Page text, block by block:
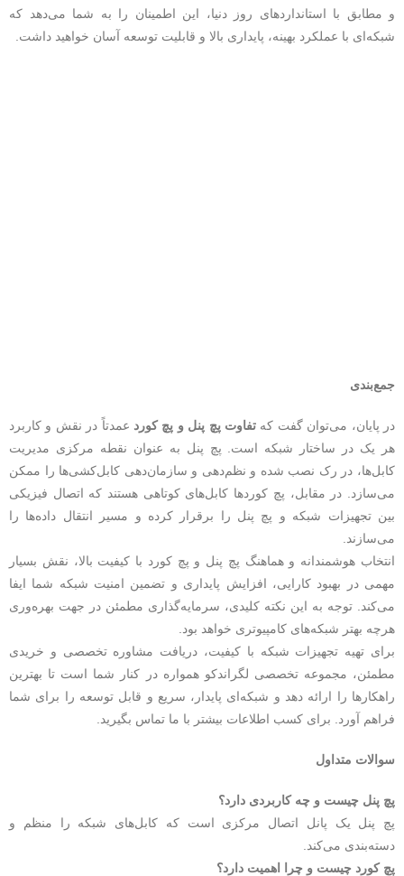
و مطابق با استانداردهای روز دنیا، این اطمینان را به شما می‌دهد که
شبکه‌ای با عملکرد بهینه، پایداری بالا و قابلیت توسعه آسان خواهید داشت.
جمع‌بندی
در پایان، می‌توان گفت که تفاوت پچ پنل و پچ کورد عمدتاً در نقش و کاربرد
هر یک در ساختار شبکه است. پچ پنل به عنوان نقطه مرکزی مدیریت
کابل‌ها، در رک نصب شده و نظم‌دهی و سازمان‌دهی کابل‌کشی‌ها را ممکن
می‌سازد. در مقابل، پچ کوردها کابل‌های کوتاهی هستند که اتصال فیزیکی
بین تجهیزات شبکه و پچ پنل را برقرار کرده و مسیر انتقال داده‌ها را
می‌سازند.
انتخاب هوشمندانه و هماهنگ پچ پنل و پچ کورد با کیفیت بالا، نقش بسیار
مهمی در بهبود کارایی، افزایش پایداری و تضمین امنیت شبکه شما ایفا
می‌کند. توجه به این نکته کلیدی، سرمایه‌گذاری مطمئن در جهت بهره‌وری
هرچه بهتر شبکه‌های کامپیوتری خواهد بود.
برای تهیه تجهیزات شبکه با کیفیت، دریافت مشاوره تخصصی و خریدی
مطمئن، مجموعه تخصصی لگراندکو همواره در کنار شما است تا بهترین
راهکارها را ارائه دهد و شبکه‌ای پایدار، سریع و قابل توسعه را برای شما
فراهم آورد. برای کسب اطلاعات بیشتر با ما تماس بگیرید.
سوالات متداول
پچ پنل چیست و چه کاربردی دارد؟
پچ پنل یک پانل اتصال مرکزی است که کابل‌های شبکه را منظم و
دسته‌بندی می‌کند.
پچ کورد چیست و چرا اهمیت دارد؟